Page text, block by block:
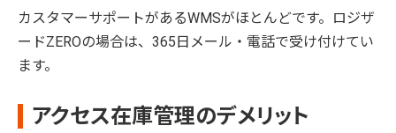
カスタマーサポートがあるWMSがほとんどです。ロジザ
ードZEROの場合は、365日メール・電話で受け付けてい
ます。
アクセス在庫管理のデメリット